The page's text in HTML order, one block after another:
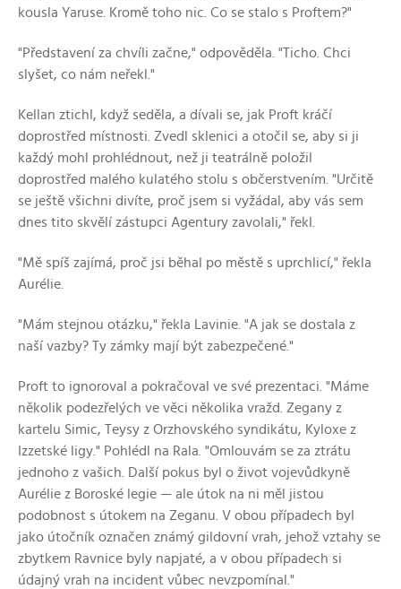
kousla Yaruse. Kromě toho nic. Co se stalo s Proftem?"
"Představení za chvíli začne," odpověděla. "Ticho. Chci
slyšet, co nám neřekl."
Kellan ztichl, když seděla, a dívali se, jak Proft kráčí
doprostřed místnosti. Zvedl sklenici a otočil se, aby si ji
každý mohl prohlédnout, než ji teatrálně položil
doprostřed malého kulatého stolu s občerstvením. "Určitě
se ještě všichni divíte, proč jsem si vyžádal, aby vás sem
dnes tito skvělí zástupci Agentury zavolali," řekl.
"Mě spíš zajímá, proč jsi běhal po městě s uprchlicí," řekla
Aurélie.
"Mám stejnou otázku," řekla Lavinie. "A jak se dostala z
naší vazby? Ty zámky mají být zabezpečené."
Proft to ignoroval a pokračoval ve své prezentaci. "Máme
několik podezřelých ve věci několika vražd. Zegany z
kartelu Simic, Teysy z Orzhovského syndikátu, Kyloxe z
Izzetské ligy." Pohlédl na Rala. "Omlouvám se za ztrátu
jednoho z vašich. Další pokus byl o život vojevůdkyně
Aurélie z Boroské legie — ale útok na ni měl jistou
podobnost s útokem na Zeganu. V obou případech byl
jako útočník označen známý gildovní vrah, jehož vztahy se
zbytkem Ravnice byly napjaté, a v obou případech si
údajný vrah na incident vůbec nevzpomínal."